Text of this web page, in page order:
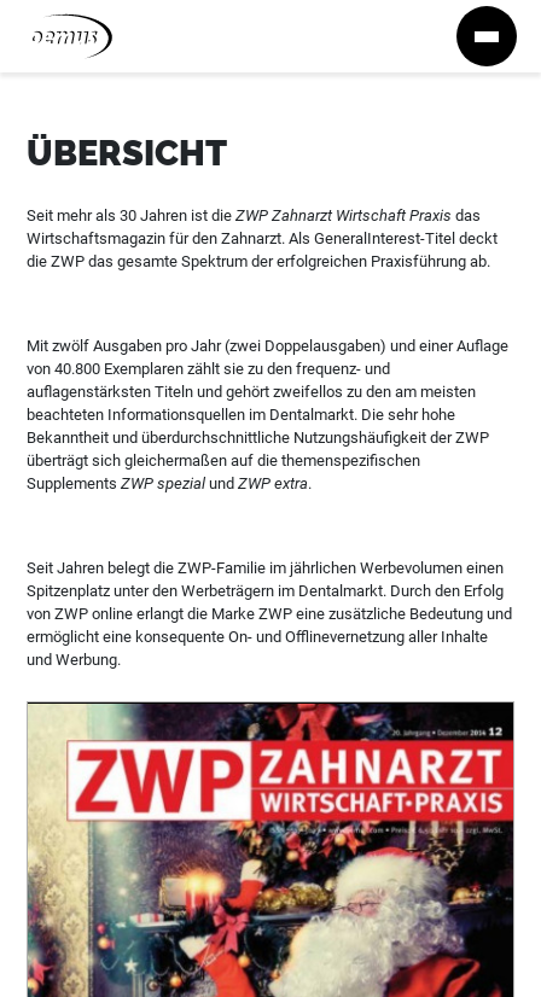
Zum Inhalt springen
ÜBERSICHT
Seit mehr als 30 Jahren ist dieZWP Zahnarzt Wirtschaft Praxis das
Wirtschaftsmagazin für den Zahnarzt. Als GeneralInterest-Titel deckt
die ZWP das gesamte Spektrum der erfolgreichen Praxisführung ab.
Mit zwölf Ausgaben pro Jahr (zwei Doppelausgaben) und einer Auflage
von 40.800 Exemplaren zählt sie zu den frequenz- und
auflagenstärksten Titeln und gehört zweifellos zu den am meisten
beachteten Informationsquellen im Dentalmarkt. Die sehr hohe
Bekanntheit und überdurchschnittliche Nutzungshäufigkeit der ZWP
überträgt sich gleichermaßen auf die themenspezifischen
SupplementsZWP spezial undZWP extra.
Seit Jahren belegt die ZWP-Familie im jährlichen Werbevolumen einen
Spitzenplatz unter den Werbeträgern im Dentalmarkt. Durch den Erfolg
von ZWP online erlangt die Marke ZWP eine zusätzliche Bedeutung und
ermöglicht eine konsequente On- und Offlinevernetzung aller Inhalte
und Werbung.